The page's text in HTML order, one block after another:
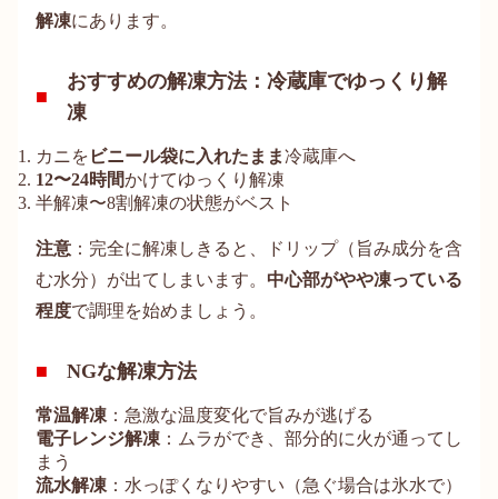
解凍にあります。
おすすめの解凍方法：冷蔵庫でゆっくり解
凍
カニを ビニール袋に入れたまま冷蔵庫へ
12〜24時間かけてゆっくり解凍
半解凍〜8割解凍の状態がベスト
注意 ：完全に解凍しきると、ドリップ（旨み成分を含
む水分）が出てしまいます。 中心部がやや凍っている
程度で調理を始めましょう。
NGな解凍方法
常温解凍 ：急激な温度変化で旨みが逃げる
電子レンジ解凍 ：ムラができ、部分的に火が通ってし
まう
流水解凍 ：水っぽくなりやすい（急ぐ場合は氷水で）